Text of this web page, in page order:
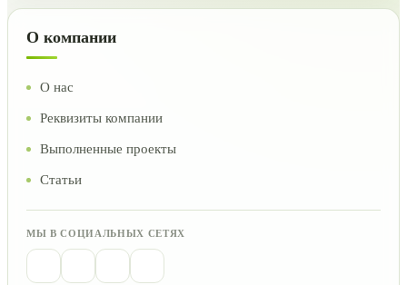
О компании
О нас
Реквизиты компании
Выполненные проекты
Статьи
МЫ В СОЦИАЛЬНЫХ СЕТЯХ